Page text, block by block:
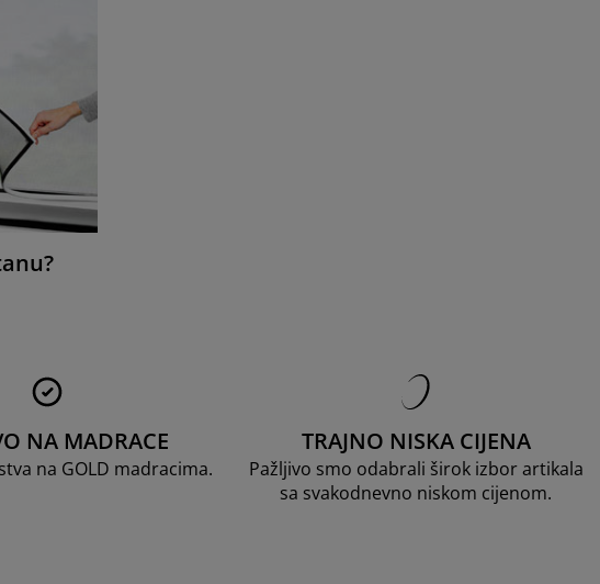
NA MADRACE
na GOLD madracima.
TRAJNO NISKA CIJENA
Pažljivo smo odabrali širok izbor artikala
sa svakodnevno niskom cijenom.